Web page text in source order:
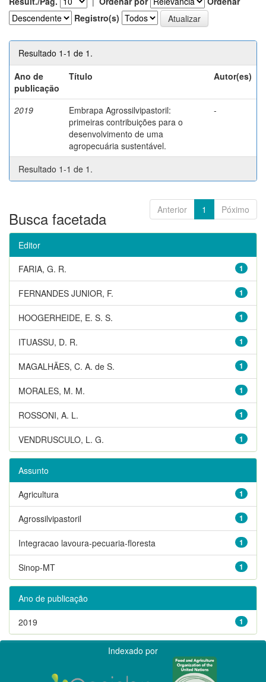
Registro(s)
Resultado 1-1 de 1.
Ano de
publicação
Título Autor(es)
2019
Embrapa Agrossilvipastoril:
primeiras contribuições para o
desenvolvimento de uma
agropecuária sustentável.
-
Resultado 1-1 de 1.
Anterior 1 Póximo
Busca facetada
Editor
1
FARIA, G. R.
1
FERNANDES JUNIOR, F.
1
HOOGERHEIDE, E. S. S.
1
ITUASSU, D. R.
1
MAGALHÃES, C. A. de S.
1
MORALES, M. M.
1
ROSSONI, A. L.
1
VENDRUSCULO, L. G.
Assunto
1
Agricultura
1
Agrossilvipastoril
1
Integracao lavoura-pecuaria-floresta
1
Sinop-MT
Ano de publicação
1
2019
Indexado por